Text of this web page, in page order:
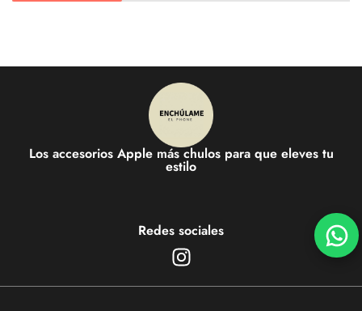
Los accesorios Apple más chulos para que eleves tu
estilo
Redes sociales